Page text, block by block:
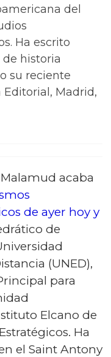
del
Ha escrito
historia
su reciente
Madrid,
acaba
de ayer hoy y
de
(UNED),
para
Elcano de
Ha
el Saint Antony